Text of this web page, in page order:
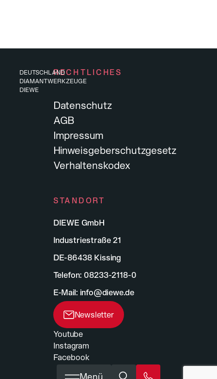
Menü
BELIEBTE SUCHBEGRIFFE
Arbeiten bei DIEWE
Anbieter innovativer Werkzeuge und
Maschinen.
Gestalte die Zukunft der Branche mit uns!
Jobs anzeigen 6
DIEWE
DIAMANTWERKZEUGE
DEUTSCHLANDRECHTLICHES
Datenschutz
AGB
Impressum
Hinweisgeberschutzgesetz
Verhaltenskodex
STANDORT
DIEWE GmbH
Industriestraße 21
DE-86438 Kissing
Telefon: 08233-2118-0
E-Mail: info@diewe.de
Newsletter
Youtube
Instagram
Facebook